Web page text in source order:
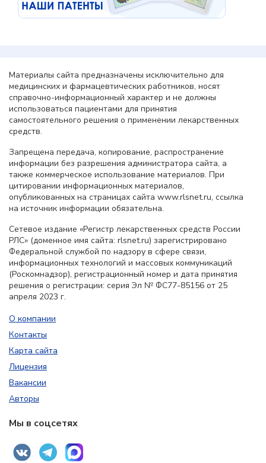
Материалы сайта предназначены исключительно для
медицинских и фармацевтических работников, носят
справочно-информационный характер и не должны
использоваться пациентами для принятия
самостоятельного решения о применении лекарственных
средств.
Запрещена передача, копирование, распространение
информации без разрешения администратора сайта, а
также коммерческое использование материалов. При
цитировании информационных материалов,
опубликованных на страницах сайта www.rlsnet.ru, ссылка
на источник информации обязательна.
Сетевое издание «Регистр лекарственных средств России
РЛС» (доменное имя сайта: rlsnet.ru) зарегистрировано
Федеральной службой по надзору в сфере связи,
информационных технологий и массовых коммуникаций
(Роскомнадзор), регистрационный номер и дата принятия
решения о регистрации: серия Эл № ФС77-85156 от 25
апреля 2023 г.
О компании
Контакты
Карта сайта
Лицензия
Вакансии
Авторы
Мы в соцсетях